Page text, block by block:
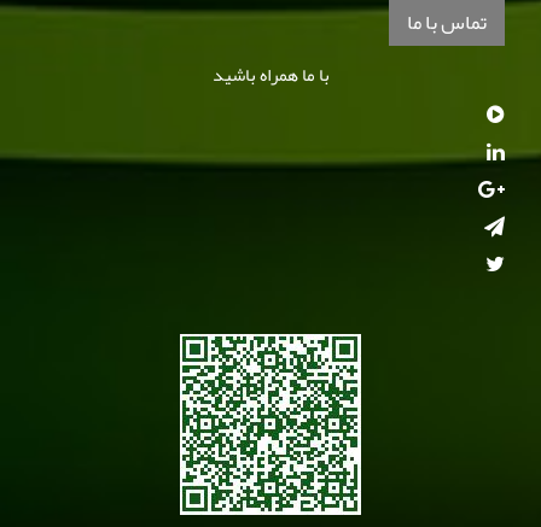
تماس با ما
با ما همراه باشید